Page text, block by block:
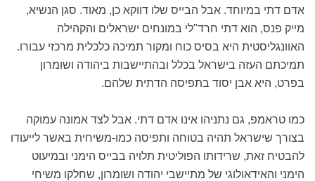
אדם דתי במיוחד. אבל הבייס שלו דווקא כן, מאוד. סגן הנשיא,
מייק פנס, הוא דתי חרד"לי במונחים ישראלים והקהילה
האוונגליסטית היא בסיס כוח ומקור תמיכה כלכלית מרכזי עבורו.
תמיכתם העזה בישראל בכלל ובהתיישבות ביהודה ושומרון
בפרט, היא אבן יסוד בתפיסה הדתית שלהם.
כמו טראמפ, גם נתניהו אינו אדם דתי. אבל לצד אמונה עמוקה
בצורך שישראל תהיה בטוחה ותפיסה כמו-משיחית באשר לייעודו
להבטיח זאת, שרידותו הפוליטית תלויה בבייס הימני ובמיעוט
הימני והאידאולוגי של מתיישבי יהודה ושומרון, שחלקו משיחי